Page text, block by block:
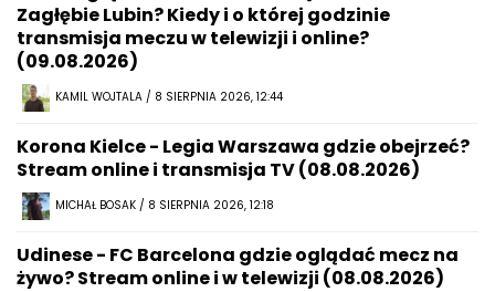
Zagłębie Lubin? Kiedy i o której godzinie
transmisja meczu w telewizji i online?
(09.08.2026)
KAMIL WOJTALA / 8 SIERPNIA 2026, 12:44
Korona Kielce - Legia Warszawa gdzie obejrzeć?
Stream online i transmisja TV (08.08.2026)
MICHAŁ BOSAK / 8 SIERPNIA 2026, 12:18
Udinese - FC Barcelona gdzie oglądać mecz na
żywo? Stream online i w telewizji (08.08.2026)